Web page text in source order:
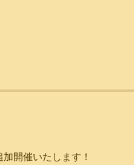
開催いたします！